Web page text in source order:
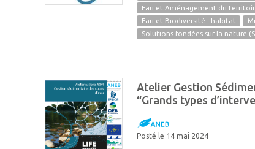
Eau et Aménagement du
Eau et Biodiversité - habitat
Solutions fondées sur la nature
Atelier Gestion
“Grands types
Posté le 14 mai 2024